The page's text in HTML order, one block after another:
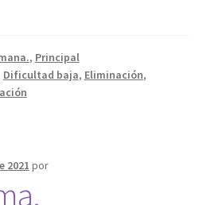
, Principal
Dificultad baja, Eliminación,
2021 por